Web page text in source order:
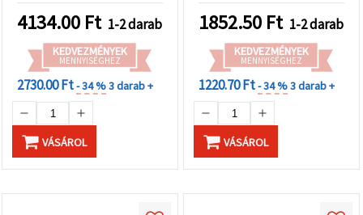
4134.00 Ft 1-2 darab
KEDVEZMÉNYEK
MENNYISÉGHEZ
2730.00 Ft- 34 %3 darab +
VÁSÁROL
1852.50 Ft 1-2 darab
KEDVEZMÉNYEK
MENNYISÉGHEZ
1220.70 Ft- 34 %3 darab +
VÁSÁROL